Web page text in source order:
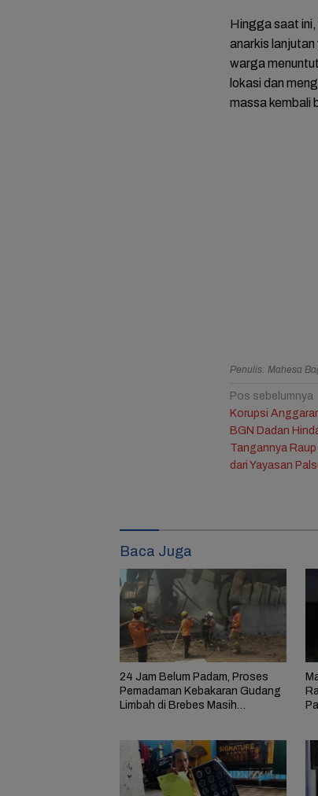
Hingga saat ini,
anarkis
warga
lokasi dan
massa kembali
Penulis: Mahesa
Navigasi
pos
Pos sebelumnya
Korupsi
BGN Dadan
Tangannya
dari Yayasan
Baca Juga
24 Jam Belum Padam, Proses
Pemadaman Kebakaran Gudang
Limbah di Brebes Masih